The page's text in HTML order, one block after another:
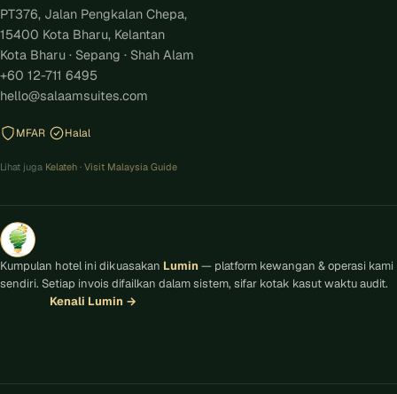
PT376, Jalan Pengkalan Chepa,
15400 Kota Bharu, Kelantan
Kota Bharu · Sepang · Shah Alam
+60 12-711 6495
hello@salaamsuites.com
MFAR Halal
Lihat juga Kelateh · Visit Malaysia Guide
Kumpulan hotel ini dikuasakan Lumin — platform kewangan & operasi kami
sendiri. Setiap invois difailkan dalam sistem, sifar kotak kasut waktu audit.
Kenali Lumin →